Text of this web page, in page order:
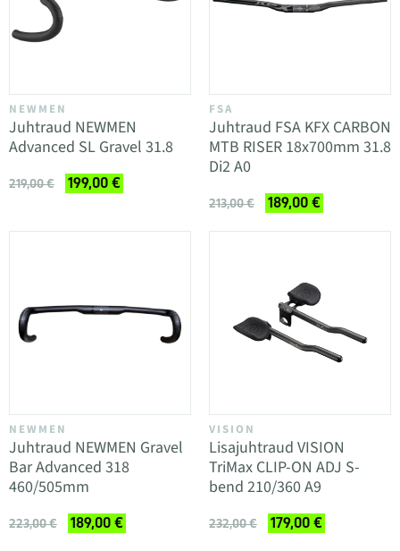
NEWMEN
Juhtraud NEWMEN
Advanced SL Gravel 31.8
219,00 € 199,00 €
FSA
Juhtraud FSA KFX CARBON
MTB RISER 18x700mm 31.8
Di2 A0
213,00 € 189,00 €
NEWMEN
Juhtraud NEWMEN Gravel
Bar Advanced 318
460/505mm
223,00 € 189,00 €
VISION
Lisajuhtraud VISION
TriMax CLIP-ON ADJ S-
bend 210/360 A9
232,00 € 179,00 €